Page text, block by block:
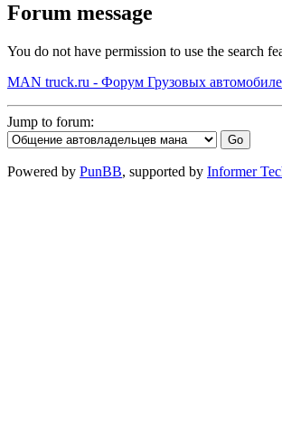
Forum message
You do not have permission to use the search
MAN truck.ru - Форум Грузовых
Jump to forum:
Powered by PunBB, supported by Informer